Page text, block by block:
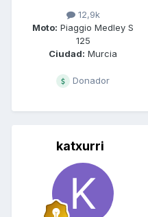
12,9k
Moto: Piaggio Medley S
125
Ciudad: Murcia
Donador
katxurri